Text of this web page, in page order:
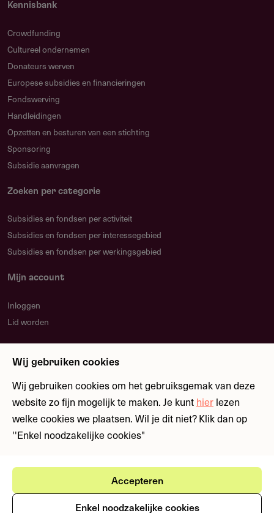
Kennisbank
Crowdfunding
Cultureel ondernemen
Donateurs werven
Europese subsidies en financieringen
Fondswerving
Handleidingen
Opzetten en besturen van een stichting
Sponsoring
Subsidie aanvragen
Zoeken per categorie
Subsidies en fondsen per activiteit
Subsidies en fondsen per interessegebied
Subsidies en fondsen per werkingsgebied
Mijn account
Inloggen
Lid worden
Blijf op de hoogte over nieuwe regelingen en
fondsen
Meld je aan
Wij gebruiken cookies
Wij gebruiken cookies om het gebruiksgemak van deze
website zo fijn mogelijk te maken. Je kunt hier lezen
welke cookies we plaatsen. Wil je dit niet? Klik dan op
''Enkel noodzakelijke cookies"
Accepteren
Enkel noodzakelijke cookies